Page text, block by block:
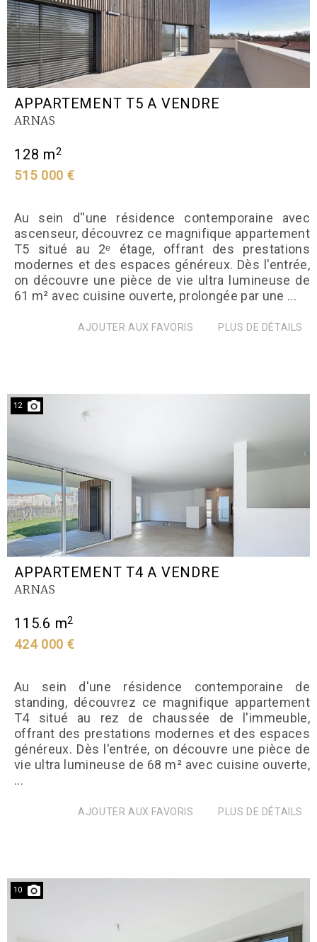
APPARTEMENT T5 A VENDRE
ARNAS
128 m2
515 000 €
Au sein d''une résidence contemporaine avec
ascenseur, découvrez ce magnifique appartement
T5 situé au 2ᵉ étage, offrant des prestations
modernes et des espaces généreux. Dès l'entrée,
on découvre une pièce de vie ultra lumineuse de
61 m² avec cuisine ouverte, prolongée par une ...
AJOUTER AUX FAVORIS PLUS DE DÉTAILS
12
APPARTEMENT T4 A VENDRE
ARNAS
115.6 m2
424 000 €
Au sein d'une résidence contemporaine de
standing, découvrez ce magnifique appartement
T4 situé au rez de chaussée de l'immeuble,
offrant des prestations modernes et des espaces
généreux. Dès l'entrée, on découvre une pièce de
vie ultra lumineuse de 68 m² avec cuisine ouverte,
...
AJOUTER AUX FAVORIS PLUS DE DÉTAILS
10